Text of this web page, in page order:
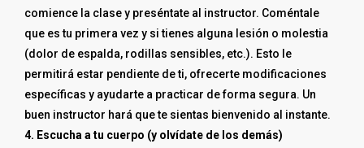
comience la clase y preséntate al instructor. Coméntale
que es tu primera vez y si tienes alguna lesión o molestia
(dolor de espalda, rodillas sensibles, etc.). Esto le
permitirá estar pendiente de ti, ofrecerte modificaciones
específicas y ayudarte a practicar de forma segura. Un
buen instructor hará que te sientas bienvenido al instante.
4. Escucha a tu cuerpo (y olvídate de los demás)